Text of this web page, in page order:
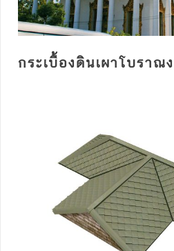
กระเบื้องดินเผาโบราณ